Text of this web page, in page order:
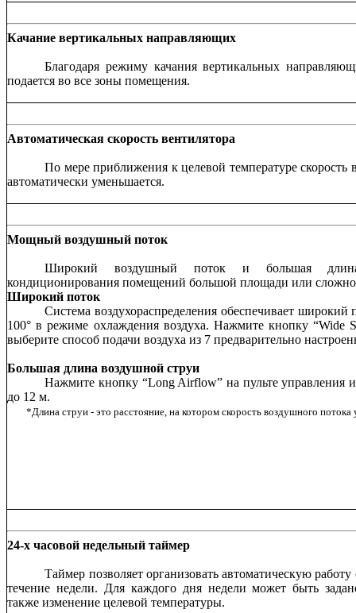
Качание вертикальных направляющих
Благодаря режиму качания вертикальных
подается во все зоны помещения.
Автоматическая скорость вентилятора
По мере приближения к целевой температуре скорость
автоматически уменьшается.
Мощный воздушный поток
Широкий воздушный поток и большая
кондиционирования помещений большой площади или
Широкий поток
Система воздухораспределения обеспечивает широкий
100° в режиме охлаждения воздуха. Нажмите кнопку “Wide
выберите способ подачи воздуха из 7 предварительно
Большая длина воздушной струи
Нажмите кнопку “Long Airflow” на пульте управления
до 12 м.
*Длина струи - это расстояние, на котором скорость воздушного
24-х часовой недельный таймер
Таймер позволяет организовать автоматическую
течение недели. Для каждого дня недели может быть
также изменение целевой температуры.